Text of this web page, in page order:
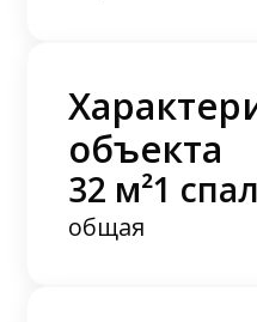
объекта
32 м²
общая
1